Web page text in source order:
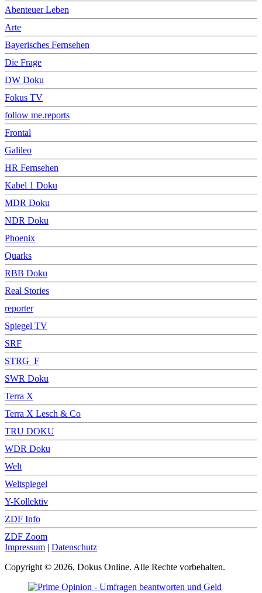
Abenteuer Leben
Arte
Bayerisches Fernsehen
Die Frage
DW Doku
Fokus TV
follow me.reports
Frontal
Galileo
HR Fernsehen
Kabel 1 Doku
MDR Doku
NDR Doku
Phoenix
Quarks
RBB Doku
Real Stories
reporter
Spiegel TV
SRF
STRG_F
SWR Doku
Terra X
Terra X Lesch & Co
TRU DOKU
WDR Doku
Welt
Weltspiegel
Y-Kollektiv
ZDF Info
ZDF Zoom
Impressum | Datenschutz
Copyright © 2026, Dokus Online. Alle Rechte vorbehalten.